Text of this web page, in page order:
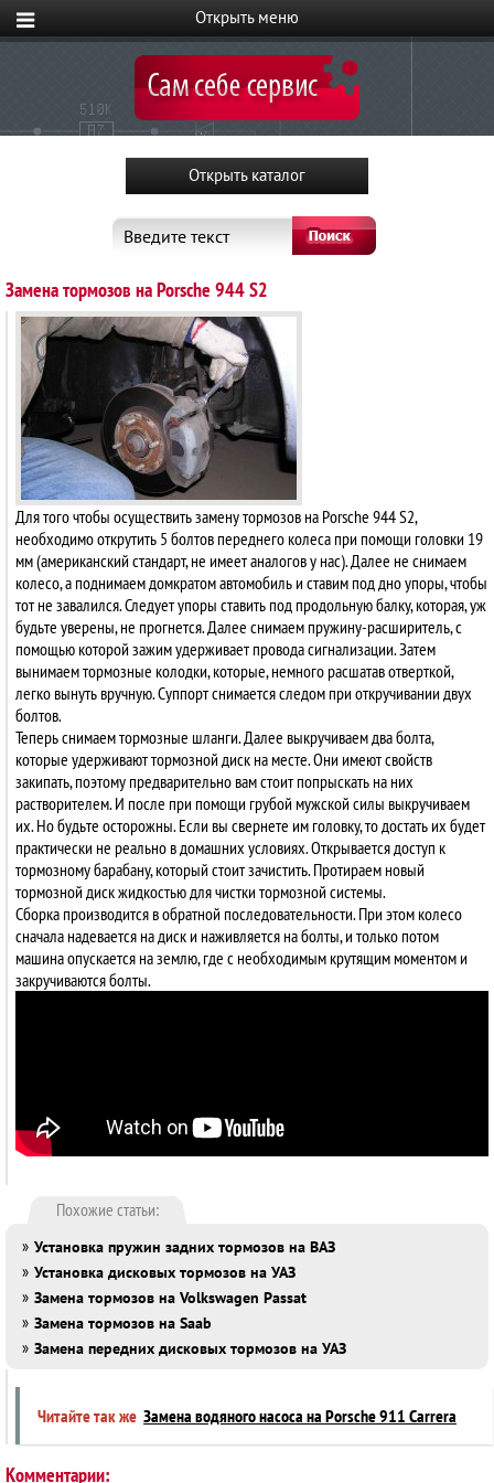
Введите текст
Замена тормозов на Porsche 944 S2
Для того чтобы осуществить замену тормозов на Porsche 944 S2,
необходимо открутить 5 болтов переднего колеса при помощи головки 19
мм (американский стандарт, не имеет аналогов у нас). Далее не снимаем
колесо, а поднимаем домкратом автомобиль и ставим под дно упоры, чтобы
тот не завалился. Следует упоры ставить под продольную балку, которая, уж
будьте уверены, не прогнется. Далее снимаем пружину-расширитель, с
помощью которой зажим удерживает провода сигнализации. Затем
вынимаем тормозные колодки, которые, немного расшатав отверткой,
легко вынуть вручную. Суппорт снимается следом при откручивании двух
болтов.
Теперь снимаем тормозные шланги. Далее выкручиваем два болта,
которые удерживают тормозной диск на месте. Они имеют свойств
закипать, поэтому предварительно вам стоит попрыскать на них
растворителем. И после при помощи грубой мужской силы выкручиваем
их. Но будьте осторожны. Если вы свернете им головку, то достать их будет
практически не реально в домашних условиях. Открывается доступ к
тормозному барабану, который стоит зачистить. Протираем новый
тормозной диск жидкостью для чистки тормозной системы.
Сборка производится в обратной последовательности. При этом колесо
сначала надевается на диск и наживляется на болты, и только потом
машина опускается на землю, где с необходимым крутящим моментом и
закручиваются болты.
Похожие статьи:
» Установка пружин задних тормозов на ВАЗ
» Установка дисковых тормозов на УАЗ
» Замена тормозов на Volkswagen Passat
» Замена тормозов на Saab
» Замена передних дисковых тормозов на УАЗ
Читайте так же Замена водяного насоса на Porsche 911 Carrera
Комментарии: